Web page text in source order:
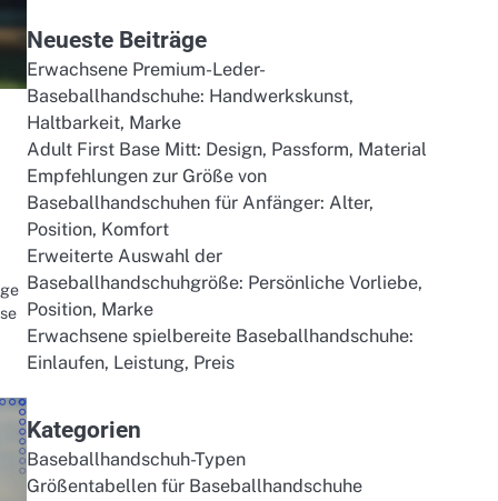
Neueste Beiträge
Erwachsene Premium-Leder-
Baseballhandschuhe: Handwerkskunst,
Haltbarkeit, Marke
Adult First Base Mitt: Design, Passform, Material
Empfehlungen zur Größe von
Baseballhandschuhen für Anfänger: Alter,
Position, Komfort
Erweiterte Auswahl der
Baseballhandschuhgröße: Persönliche Vorliebe,
Position, Marke
Erwachsene spielbereite Baseballhandschuhe:
Einlaufen, Leistung, Preis
Kategorien
Baseballhandschuh-Typen
Größentabellen für Baseballhandschuhe